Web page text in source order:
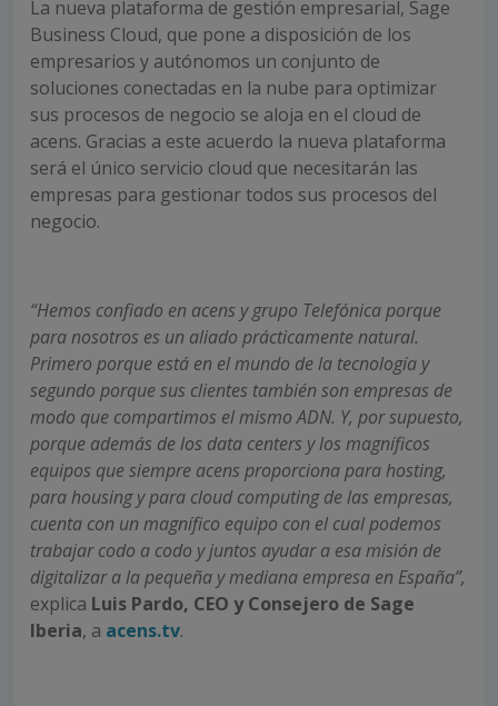
La nueva plataforma de gestión empresarial, Sage
Business Cloud, que pone a disposición de los
empresarios y autónomos un conjunto de
soluciones conectadas en la nube para optimizar
sus procesos de negocio se aloja en el cloud de
acens. Gracias a este acuerdo la nueva plataforma
será el único servicio cloud que necesitarán las
empresas para gestionar todos sus procesos del
negocio.
“Hemos confiado en acens y grupo Telefónica porque
para nosotros es un aliado prácticamente natural.
Primero porque está en el mundo de la tecnología y
segundo porque sus clientes también son empresas de
modo que compartimos el mismo ADN. Y, por supuesto,
porque además de los data centers y los magníficos
equipos que siempre acens proporciona para hosting,
para housing y para cloud computing de las empresas,
cuenta con un magnífico equipo con el cual podemos
trabajar codo a codo y juntos ayudar a esa misión de
digitalizar a la pequeña y mediana empresa en España”,
explica Luis Pardo, CEO y Consejero de Sage
Iberia, a acens.tv.